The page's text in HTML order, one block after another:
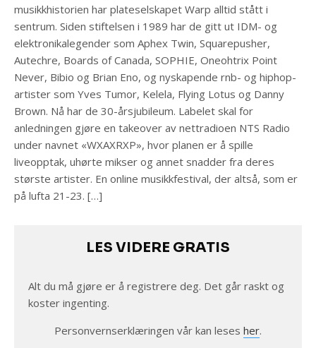
musikkhistorien har plateselskapet Warp alltid stått i
sentrum. Siden stiftelsen i 1989 har de gitt ut IDM- og
elektronikalegender som Aphex Twin, Squarepusher,
Autechre, Boards of Canada, SOPHIE, Oneohtrix Point
Never, Bibio og Brian Eno, og nyskapende rnb- og hiphop-
artister som Yves Tumor, Kelela, Flying Lotus og Danny
Brown. Nå har de 30-årsjubileum. Labelet skal for
anledningen gjøre en takeover av nettradioen NTS Radio
under navnet «WXAXRXP», hvor planen er å spille
liveopptak, uhørte mikser og annet snadder fra deres
største artister. En online musikkfestival, der altså, som er
på lufta 21-23. […]
LES VIDERE GRATIS
Alt du må gjøre er å registrere deg. Det går raskt og
koster ingenting.
Personvernserklæringen vår kan leses her.